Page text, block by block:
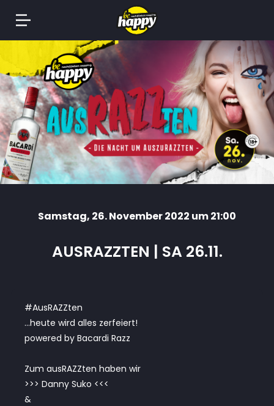
Inhalt
Samstag, 26. November 2022 um 21:00
AUSRAZZTEN | SA 26.11.
#AusRAZZten
…heute wird alles zerfeiert!
powered by Bacardi Razz
Zum ausRAZZten haben wir
>>> Danny Suko <<<
&